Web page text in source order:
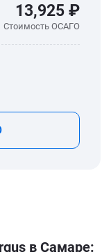
13,925 ₽
Стоимость ОСАГО
в Самаре: